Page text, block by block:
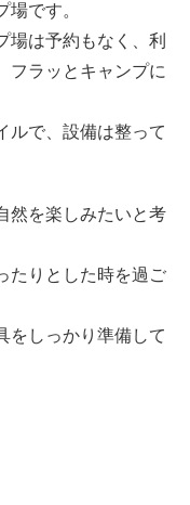
です。
場は予約もなく、利
フラッとキャンプに
ルで、設備は整って
然を楽しみたいと考
たりとした時を過ご
をしっかり準備して